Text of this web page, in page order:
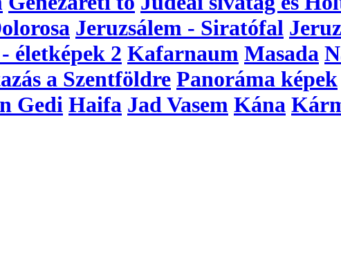
Jeruzsálem - Siratófal
életképek 2 Kafarnaum Masada
a Szentföldre Panoráma képek
Gedi Haifa Jad Vasem Kána